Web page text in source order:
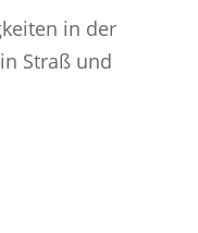
in der
Straß und